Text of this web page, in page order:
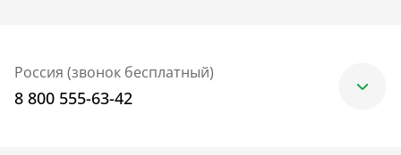
Россия (звонок бесплатный)
8 800 555-63-42